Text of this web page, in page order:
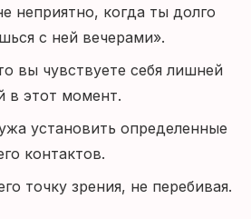
неприятно, когда ты долго
с ней вечерами».
вы чувствуете себя лишней
в этот момент.
установить определенные
контактов.
точку зрения, не перебивая.